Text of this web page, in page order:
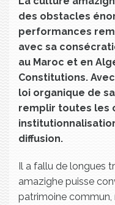
des obstacles
performances
avec sa
au Maroc et en
Constitutions.
loi organique de
remplir toutes les
diffusion.
Il a fallu de longues
amazighe puisse
patrimoine commun,